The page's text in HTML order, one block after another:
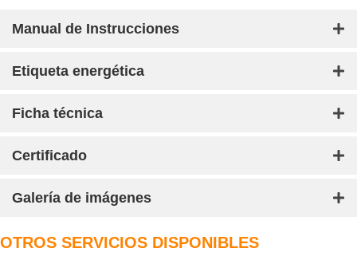
Manual de Instrucciones
Etiqueta energética
Ficha técnica
Certificado
Galería de imágenes
OTROS SERVICIOS DISPONIBLES